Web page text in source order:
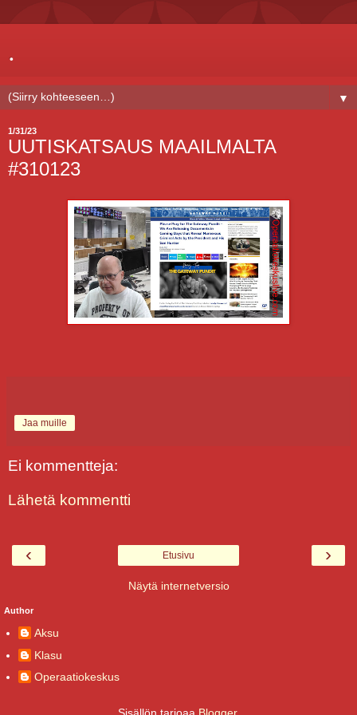
.
▼
1/31/23
UUTISKATSAUS MAAILMALTA
#310123
Jaa muille
Ei kommentteja:
Lähetä kommentti
‹ ›
Etusivu
Näytä internetversio
Author
Aksu
Klasu
Operaatiokeskus